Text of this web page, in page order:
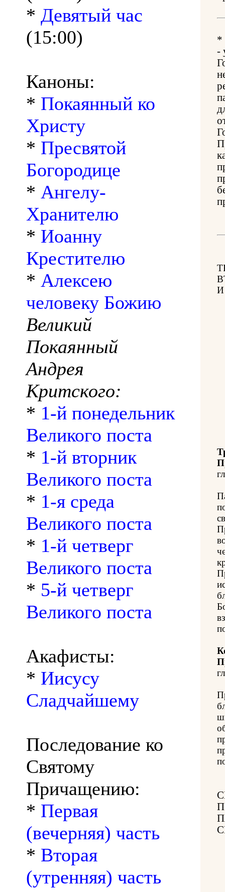
* Девятый час
(15:00)
Каноны:
* Покаянный ко
Христу
* Пресвятой
Богородице
* Ангелу-
Хранителю
* Иоанну
Крестителю
* Алексею
человеку Божию
Великий
Покаянный
Андрея
Критского:
* 1-й понедельник
Великого поста
* 1-й вторник
Великого поста
* 1-я среда
Великого поста
* 1-й четверг
Великого поста
* 5-й четверг
Великого поста
Акафисты:
* Иисусу
Сладчайшему
Последование ко
Святому
Причащению:
* Первая
(вечерняя) часть
* Вторая
(утренняя) часть
*
-